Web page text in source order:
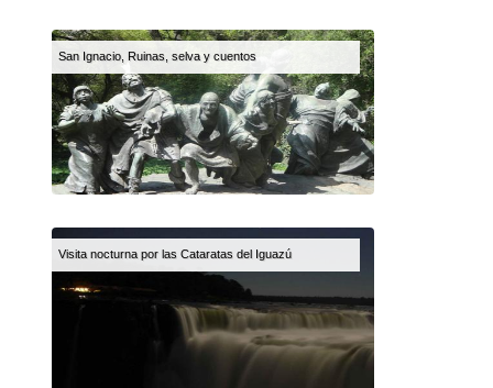
San Ignacio, Ruinas, selva y cuentos
Visita nocturna por las Cataratas del Iguazú